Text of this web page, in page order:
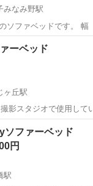
みなみ野駅
ソファベッドです。
ソファ・ベッド横長
無く、計測出来て
八王子みなみ野駅
ーベッド
ヶ丘駅
影スタジオで使用して
ください。 横
幅180cm、奥行き75cm
ベッド
ソファーベッド
円
駅